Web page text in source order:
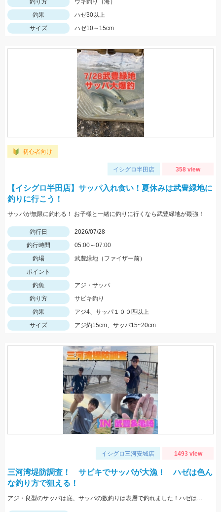
釣り方
ウキ釣り（海）
釣果
ハゼ30以上
サイズ
ハゼ10～15cm
初心者向け
イシグロ半田店 358 view
【イシグロ半田店】サッパ入れ食い！夏休みは武豊緑地に
釣りに行こう！
サッパが無限に釣れる！ お子様と一緒に釣りに行くなら武豊緑地が最強！
釣行日
2026/07/28
釣行時間
05:00～07:00
釣場
武豊緑地（ファイザー前）
ポイント
釣魚
アジ・サッパ
釣り方
サビキ釣り
釣果
アジ4、サッパ１００匹以上
サイズ
アジ約15cm、サッパ15~20cm
イシグロ三河安城店 1493 view
三河湾堤防調査！ サビキでサッパが大漁！ ハゼは色ん
な釣り方で狙える！
アジ・良型のサッパは底、サッパの数釣りは表層で釣れました！ハゼは蛎殻周辺で良型が良く上がりました。